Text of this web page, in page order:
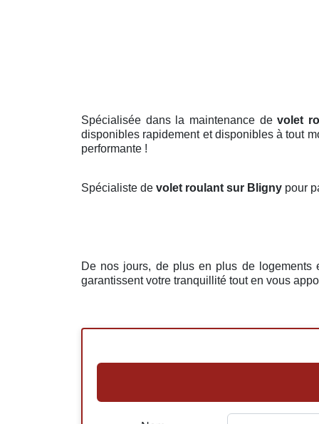
Spécialisée dans la maintenance devolet
disponibles rapidement et disponibles à tout
performante !
Spécialiste de volet roulant sur Bligny pour
De nos jours, de plus en plus de
garantissent votre tranquillité tout en vous